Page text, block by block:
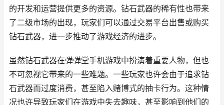
的开发和运营提供更多的资源。钻石武器的稀有性也带来
了二级市场的出现，玩家们可以通过交易平台出售或购买
钻石武器，进一步推动了游戏经济的进步。
虽然钻石武器在弹弹堂手机游戏中扮演着重要人物，但也
不可忽视它带来的一些难题。一些玩家也许会由于追求钻
石武器而过度消费，甚至陷入赌博式的抽卡行为。这种情
况也许导致玩家们在游戏中失去趣味，甚至影响到他们的